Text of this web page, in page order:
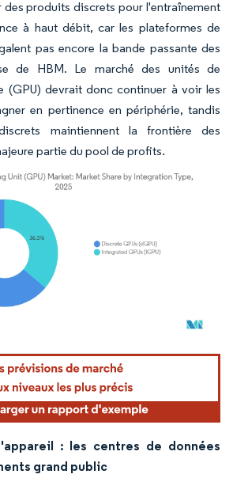
des produits discrets pour l'entraînement
à haut débit, car les plateformes de
pas encore la bande passante des
de HBM. Le marché des unités de
(GPU) devrait donc continuer à voir les
en pertinence en périphérie, tandis
maintiennent la frontière des
partie du pool de profits.
La réutilisation nécessite une attribution sous CC BY
: les centres de données
grand public